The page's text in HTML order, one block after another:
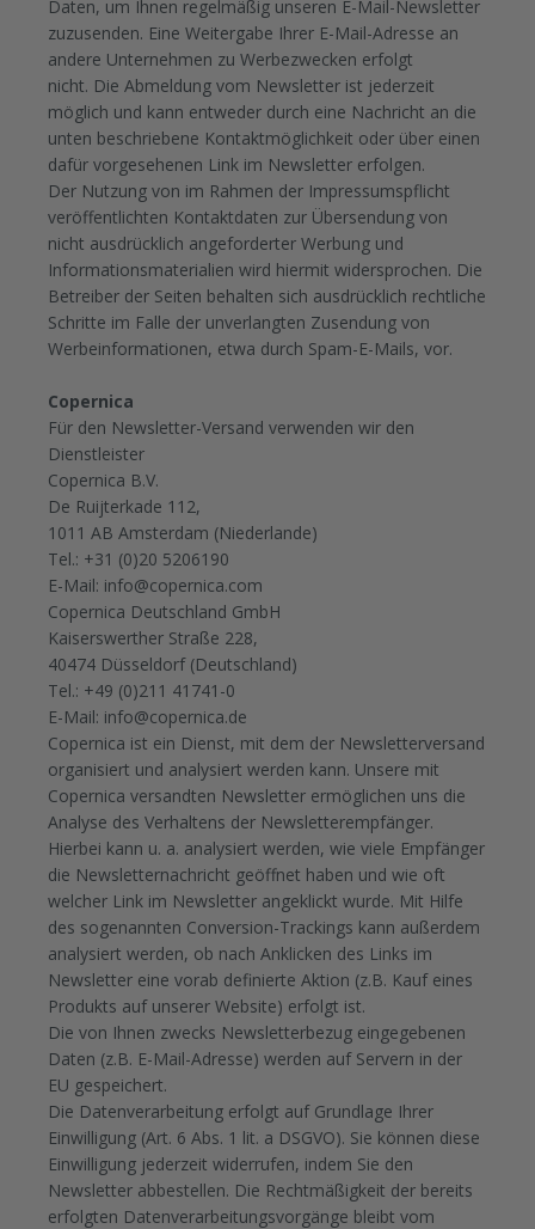
Daten, um Ihnen regelmäßig unseren E-Mail-Newsletter
zuzusenden. Eine Weitergabe Ihrer E-Mail-Adresse an
andere Unternehmen zu Werbezwecken erfolgt
nicht. Die Abmeldung vom Newsletter ist jederzeit
möglich und kann entweder durch eine Nachricht an die
unten beschriebene Kontaktmöglichkeit oder über einen
dafür vorgesehenen Link im Newsletter erfolgen.
Der Nutzung von im Rahmen der Impressumspflicht
veröffentlichten Kontaktdaten zur Übersendung von
nicht ausdrücklich angeforderter Werbung und
Informationsmaterialien wird hiermit widersprochen. Die
Betreiber der Seiten behalten sich ausdrücklich rechtliche
Schritte im Falle der unverlangten Zusendung von
Werbeinformationen, etwa durch Spam-E-Mails, vor.
Copernica
Für den Newsletter-Versand verwenden wir den
Dienstleister
Copernica B.V.
De Ruijterkade 112,
1011 AB Amsterdam (Niederlande)
Tel.: +31 (0)20 5206190
E-Mail: info@copernica.com
Copernica Deutschland GmbH
Kaiserswerther Straße 228,
40474 Düsseldorf (Deutschland)
Tel.: +49 (0)211 41741-0
E-Mail: info@copernica.de
Copernica ist ein Dienst, mit dem der Newsletterversand
organisiert und analysiert werden kann. Unsere mit
Copernica versandten Newsletter ermöglichen uns die
Analyse des Verhaltens der Newsletterempfänger.
Hierbei kann u. a. analysiert werden, wie viele Empfänger
die Newsletternachricht geöffnet haben und wie oft
welcher Link im Newsletter angeklickt wurde. Mit Hilfe
des sogenannten Conversion-Trackings kann außerdem
analysiert werden, ob nach Anklicken des Links im
Newsletter eine vorab definierte Aktion (z.B. Kauf eines
Produkts auf unserer Website) erfolgt ist.
Die von Ihnen zwecks Newsletterbezug eingegebenen
Daten (z.B. E-Mail-Adresse) werden auf Servern in der
EU gespeichert.
Die Datenverarbeitung erfolgt auf Grundlage Ihrer
Einwilligung (Art. 6 Abs. 1 lit. a DSGVO). Sie können diese
Einwilligung jederzeit widerrufen, indem Sie den
Newsletter abbestellen. Die Rechtmäßigkeit der bereits
erfolgten Datenverarbeitungsvorgänge bleibt vom